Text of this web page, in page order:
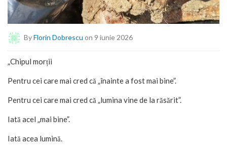
ByFlorin Dobrescu on 9 iunie 2026
„Chipul morții
Pentru cei care mai cred că „înainte a fost mai bine”.
Pentru cei care mai cred că „lumina vine de la răsărit”.
Iată acel „mai bine”.
Iată acea lumină.